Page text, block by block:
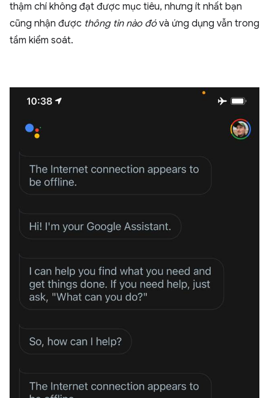
thậm chí không đạt được mục tiêu, nhưng ít nhất bạn
cũng nhận được thông tin nào đó và ứng dụng vẫn trong
tầm kiểm soát.